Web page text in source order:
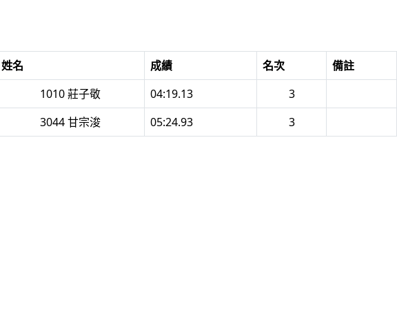
姓名 成績 名次
備註
1010 莊子敬 04:19.13
3
3044 甘宗浚 05:24.93 3